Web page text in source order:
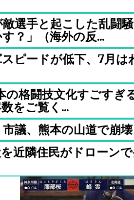
選手と起こした乱闘
？」（海外の反...
ピードが低下、7月
の格闘技文化すごすぎ
をご覧く...
議、熊本の山道で崩
近隣住民がドローン